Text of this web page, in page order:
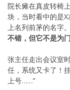
院长瘫在真皮转椅
块，当时看中的是
上名列前茅的名字
不错，但它不是为
张主任走出会议室
任，系统又卡了！
上号……”